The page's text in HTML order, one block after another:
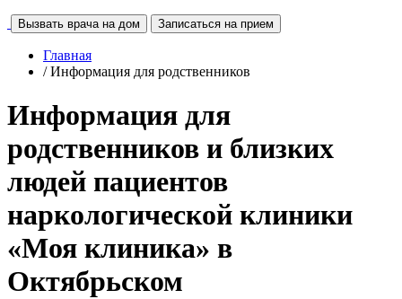
Вызвать врача на дом Записаться на прием
Главная
/ Информация для родственников
Информация для
родственников и близких
людей пациентов
наркологической клиники
«Моя клиника» в
Октябрьском